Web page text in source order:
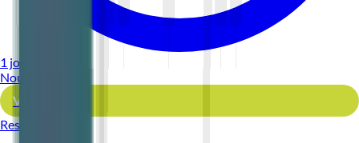
1 jour
Nouveau
Voir l'offre
Reso 44